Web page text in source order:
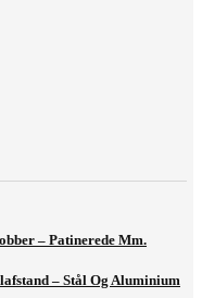
– Patinerede Mm.
– Stål Og Aluminium